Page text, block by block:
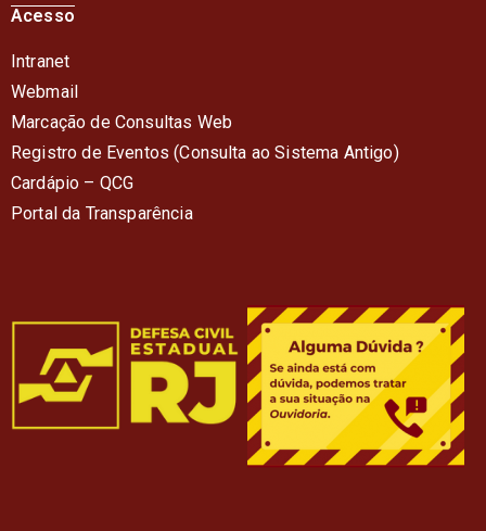
Acesso
Intranet
Webmail
Marcação de Consultas Web
Registro de Eventos (Consulta ao Sistema Antigo)
Cardápio – QCG
Portal da Transparência